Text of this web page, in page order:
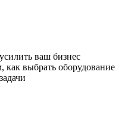
ваш бизнес
выбрать оборудование